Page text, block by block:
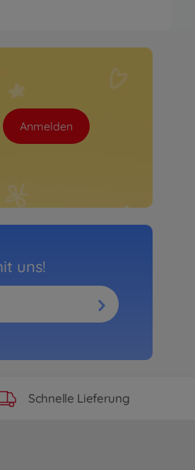
Anmelden
uns!
Schnelle Lieferung